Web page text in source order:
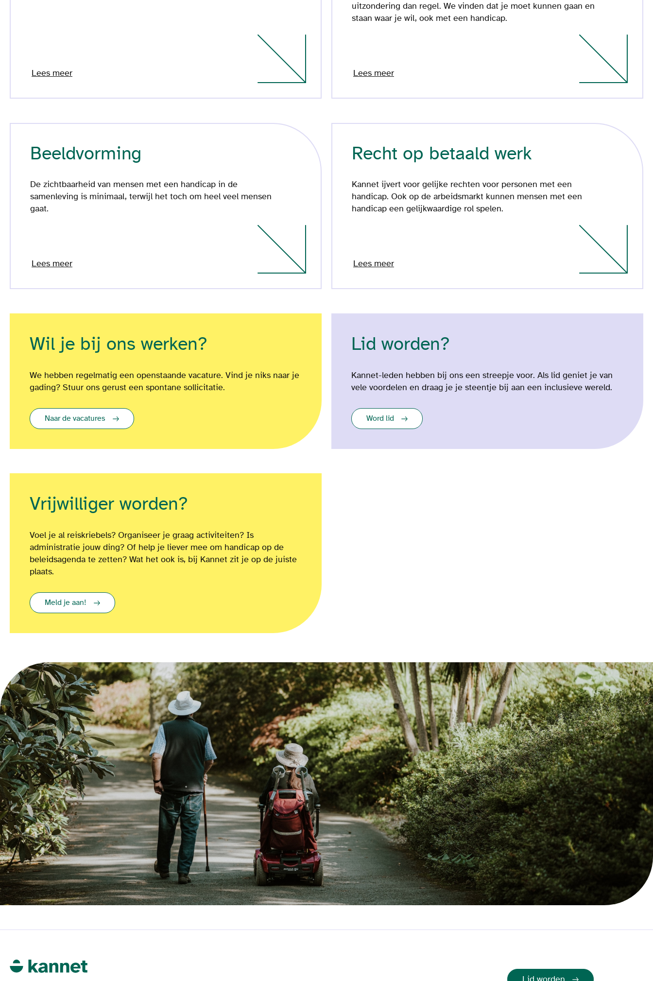
Lees meer
uitzondering dan regel. We vinden dat je moet kunnen gaan en
staan waar je wil, ook met een handicap.
Lees meer
Beeldvorming
De zichtbaarheid van mensen met een handicap in de
samenleving is minimaal, terwijl het toch om heel veel mensen
gaat.
Lees meer
Recht op betaald werk
Kannet ijvert voor gelijke rechten voor personen met een
handicap. Ook op de arbeidsmarkt kunnen mensen met een
handicap een gelijkwaardige rol spelen.
Lees meer
Wil je bij ons werken?
We hebben regelmatig een openstaande vacature. Vind je niks naar je
gading? Stuur ons gerust een spontane sollicitatie.
Naar de vacatures
Lid worden?
Kannet-leden hebben bij ons een streepje voor. Als lid geniet je van
vele voordelen en draag je je steentje bij aan een inclusieve wereld.
Word lid
Vrijwilliger worden?
Voel je al reiskriebels? Organiseer je graag activiteiten? Is
administratie jouw ding? Of help je liever mee om handicap op de
beleidsagenda te zetten? Wat het ook is, bij Kannet zit je op de juiste
plaats.
Meld je aan!